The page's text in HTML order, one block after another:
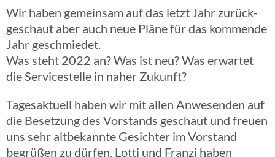
Wir haben gemein­sam auf das letzt Jahr zurück­
ge­schaut aber auch neue Pläne für das kommende
Jahr geschmiedet.
Was steht 2022 an? Was ist neu? Was erwar­tet
die Service­stelle in naher Zukunft?
Tages­ak­tu­ell haben wir mit allen Anwe­sen­den auf
die Beset­zung des Vorstands geschaut und freuen
uns sehr altbe­kannte Gesich­ter im Vorstand
begrü­ßen zu dürfen. Lotti und Franzi haben